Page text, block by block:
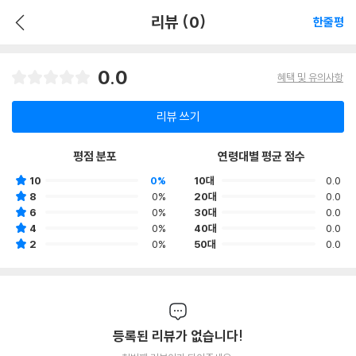
리뷰 (0) 한줄평
0.0 혜택 및 유의사항
리뷰 쓰기
평점 분포
10
0%
8
0%
6
0%
4
0%
2
0%
연령대별 평균 점수
10대
0.0
20대
0.0
30대
0.0
40대
0.0
50대
0.0
등록된 리뷰가 없습니다!